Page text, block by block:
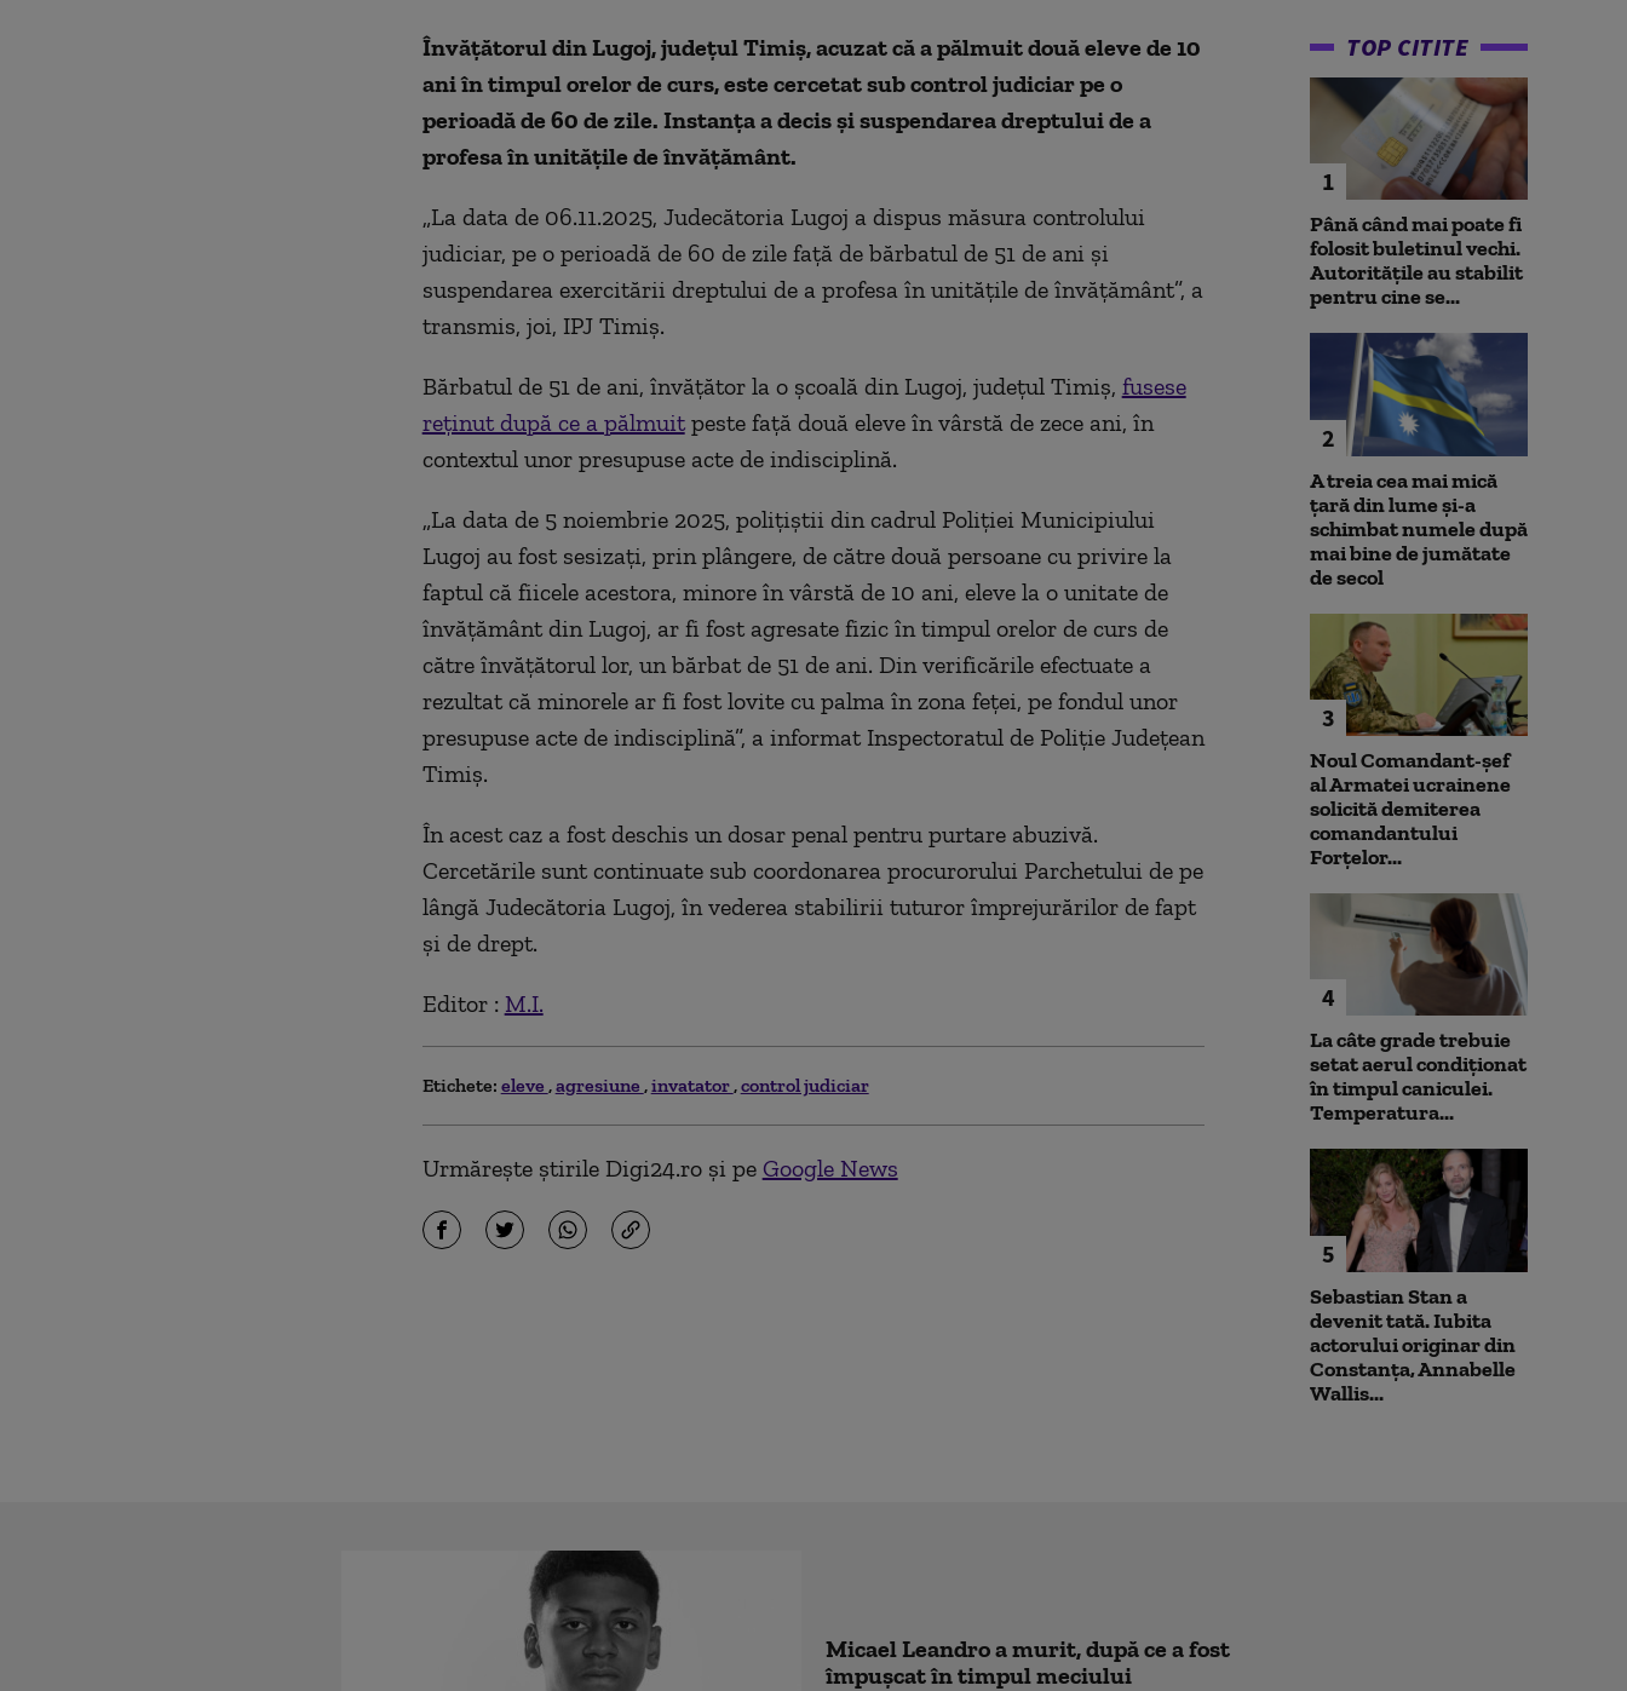
Învăţătorul din Lugoj, județul Timiș, acuzat că a pălmuit două eleve de 10
ani în timpul orelor de curs, este cercetat sub control judiciar pe o
perioadă de 60 de zile. Instanţa a decis şi suspendarea dreptului de a
profesa în unităţile de învăţământ.
„La data de 06.11.2025, Judecătoria Lugoj a dispus măsura controlului
judiciar, pe o perioadă de 60 de zile faţă de bărbatul de 51 de ani şi
suspendarea exercitării dreptului de a profesa în unităţile de învăţământ”, a
transmis, joi, IPJ Timiş.
Bărbatul de 51 de ani, învăţător la o şcoală din Lugoj, judeţul Timiş, fusese
reţinut după ce a pălmuitpeste faţă două eleve în vârstă de zece ani, în
contextul unor presupuse acte de indisciplină.
„La data de 5 noiembrie 2025, poliţiştii din cadrul Poliţiei Municipiului
Lugoj au fost sesizaţi, prin plângere, de către două persoane cu privire la
faptul că fiicele acestora, minore în vârstă de 10 ani, eleve la o unitate de
învăţământ din Lugoj, ar fi fost agresate fizic în timpul orelor de curs de
către învăţătorul lor, un bărbat de 51 de ani. Din verificările efectuate a
rezultat că minorele ar fi fost lovite cu palma în zona feţei, pe fondul unor
presupuse acte de indisciplină”, a informat Inspectoratul de Poliţie Judeţean
Timiş.
În acest caz a fost deschis un dosar penal pentru purtare abuzivă.
Cercetările sunt continuate sub coordonarea procurorului Parchetului de pe
lângă Judecătoria Lugoj, în vederea stabilirii tuturor împrejurărilor de fapt
şi de drept.
Editor : M.I.
Etichete: eleve agresiune invatator control judiciar
Urmărește știrile Digi24.ro și pe Google News
TOP CITITE
1
Până când mai poate fi
folosit buletinul vechi.
Autoritățile au stabilit
pentru cine se...
2
A treia cea mai mică
țară din lume și-a
schimbat numele după
mai bine de jumătate
de secol
3
Noul Comandant-șef
al Armatei ucrainene
solicită demiterea
comandantului
Forțelor...
4
La câte grade trebuie
setat aerul condiționat
în timpul caniculei.
Temperatura...
5
Sebastian Stan a
devenit tată. Iubita
actorului originar din
Constanța, Annabelle
Wallis...
Micael Leandro a murit, după ce a fost
împușcat în timpul meciului